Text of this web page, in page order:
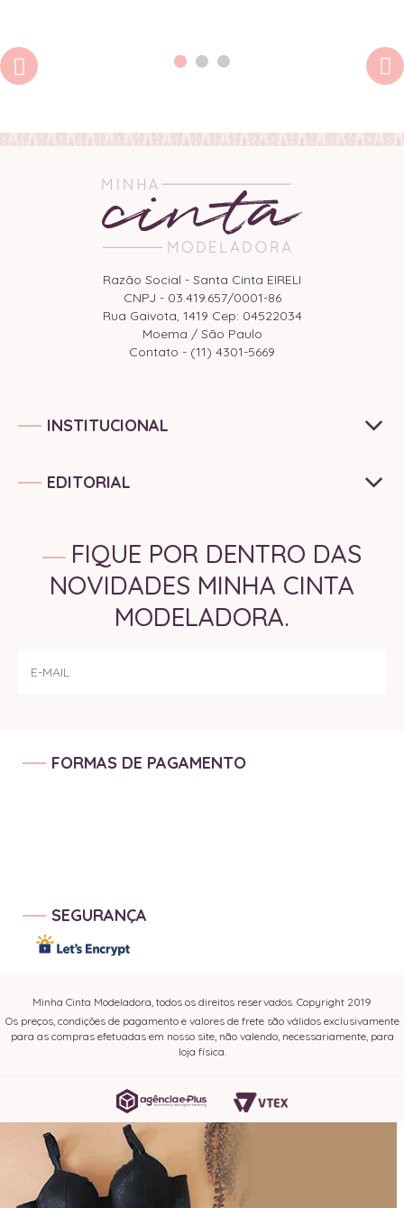
Razão Social - Santa Cinta EIRELI
CNPJ - 03.419.657/0001-86
Rua Gaivota, 1419 Cep: 04522034
Moema / São Paulo
Contato - (11) 4301-5669
INSTITUCIONAL
EDITORIAL
FIQUE POR DENTRO DAS
NOVIDADES MINHA CINTA
MODELADORA.
FORMAS DE PAGAMENTO
SEGURANÇA
Minha Cinta Modeladora, todos os direitos reservados. Copyright 2019
Os preços, condições de pagamento e valores de frete são válidos exclusivamente
para as compras efetuadas em nosso site, não valendo, necessariamente, para
loja física.